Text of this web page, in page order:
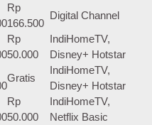
Rp
166.500
Digital Channel
Rp
50.000
IndiHomeTV,
Disney+ Hotstar
Gratis
IndiHomeTV,
Disney+ Hotstar
Rp
50.000
IndiHomeTV,
Netflix Basic